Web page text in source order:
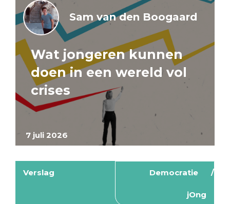
7 juli 2026
Sam van den Boogaard
Wat jongeren kunnen
doen in een wereld vol
crises
Verslag Democratie
jOng